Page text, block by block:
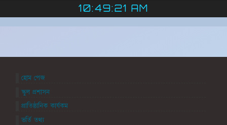
10:49:21 AM
হোম পেজ
স্কুল প্রশাসন
প্রাতিষ্ঠানিক কার্যকম
ভর্তি তথ্য